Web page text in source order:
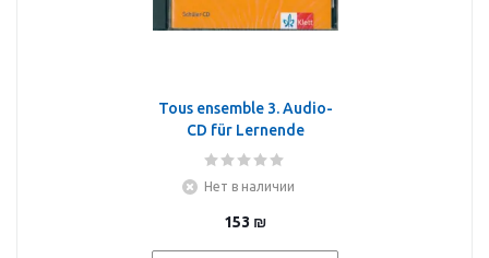
Tous ensemble 3. Audio-
CD für Lernende
Нет в наличии
153 ₪